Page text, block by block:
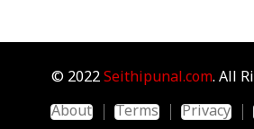
© 2022 Seithipunal.com. All
About
Terms Privacy